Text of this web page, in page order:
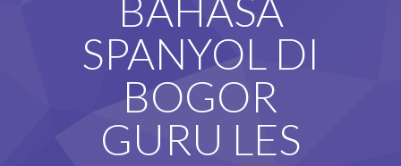
DAFTAR GURU
BAHASA
SPANYOL DI
BOGOR
GURU LES